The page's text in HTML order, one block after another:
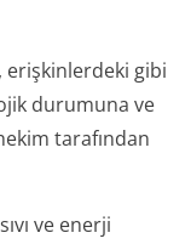
erişkinlerdeki gibi
durumuna ve
tarafından
ve enerji